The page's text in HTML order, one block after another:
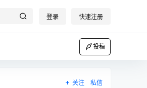
登录 快速注册
投稿
关注 私信